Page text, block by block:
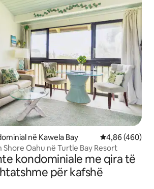
në Kawela Bay Vlerësimi
4,86 (460)
Oahu në Turtle Bay Resort
kondominiale me qira të
për kafshë